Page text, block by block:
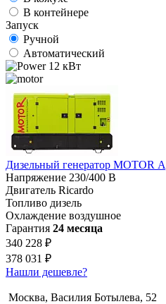
В контейнере
Запуск
Ручной
Автоматический
12 кВт
Дизельный генератор MOTOR
Напряжение 230/400 В
Двигатель Ricardo
Топливо дизель
Охлаждение воздушное
Гарантия 24 месяца
340 228 ₽
378 031 ₽
Нашли дешевле?
Москва, Василия Ботылева, 52